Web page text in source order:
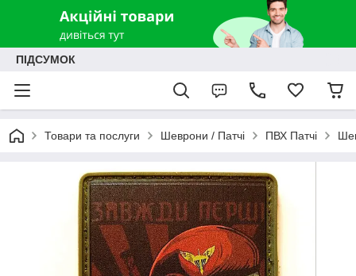
ПІДСУМОК
Товари та послуги Шеврони / Патчі ПВХ Патчі